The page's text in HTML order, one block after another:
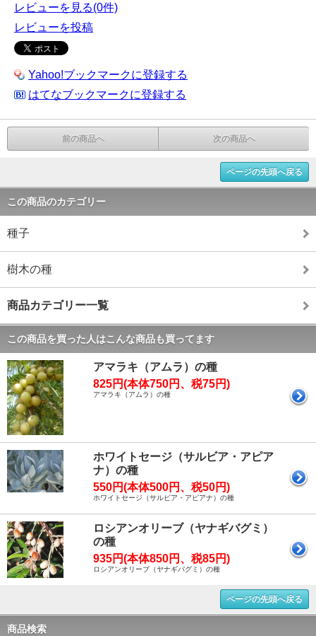
レビューを見る(0件)
レビューを投稿
Yahoo!ブックマークに登録する
はてなブックマークに登録する
前の商品へ 次の商品へ
ページの先頭へ戻る
この商品のカテゴリー
種子
樹木の種
商品カテゴリー一覧
この商品を買った人はこんな商品も買ってます
アマラキ（アムラ）の種
825円(本体750円、税75円)
アマラキ（アムラ）の種
ホワイトセージ（サルビア・アピア
ナ）の種
550円(本体500円、税50円)
ホワイトセージ（サルビア・アピアナ）の種
ロシアンオリーブ（ヤナギバグミ）
の種
935円(本体850円、税85円)
ロシアンオリーブ（ヤナギバグミ）の種
ページの先頭へ戻る
商品検索